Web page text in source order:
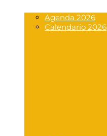
Agenda 2026
Calendario 2026